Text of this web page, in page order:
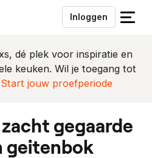
Inloggen
S
u
i
t
dé plek voor inspiratie en
keuken. Wil je toegang tot
Start jouw proefperiode
geitenbok